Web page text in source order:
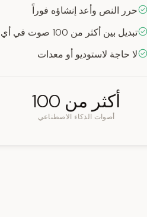
حرر النص وأعد إنشاؤه فوراً
تبديل بين أكثر من 100 صوت في أي وقت
لا حاجة لاستوديو أو معدات
أكثر من 100
أصوات الذكاء الاصطناعي